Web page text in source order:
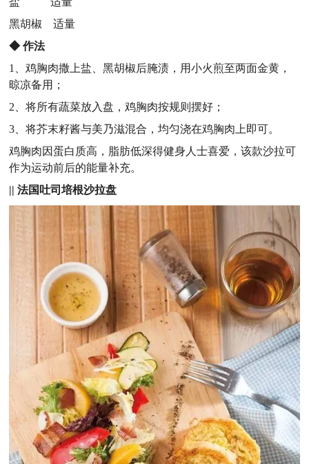
黑胡椒 适量
◆作法
1、鸡胸肉撒上盐、黑胡椒后腌渍，用小火煎至两面金黄，
晾凉备用；
2、将所有蔬菜放入盘，鸡胸肉按规则摆好；
3、将芥末籽酱与美乃滋混合，均匀浇在鸡胸肉上即可。
鸡胸肉因蛋白质高，脂肪低深得健身人士喜爱，该款沙拉可
作为运动前后的能量补充。
||法国吐司培根沙拉盘